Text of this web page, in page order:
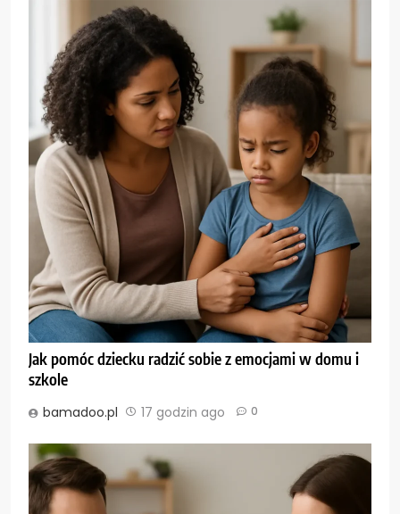
Jak pomóc dziecku radzić sobie z emocjami w domu i
szkole
bamadoo.pl 17 godzin ago 0